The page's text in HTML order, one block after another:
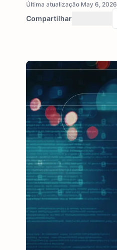
Última atualização May 6, 2026
Compartilhar